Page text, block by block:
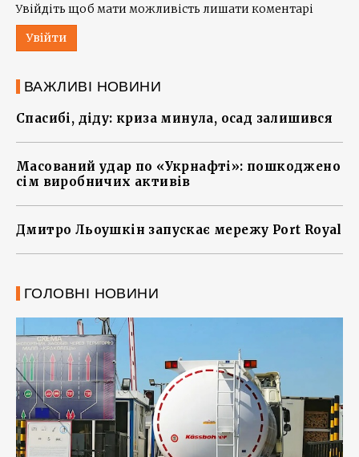
Увійдіть щоб мати можливість лишати коментарі
Увійти
ВАЖЛИВІ НОВИНИ
Спасибі, діду: криза минула, осад залишився
Масований удар по «Укрнафті»: пошкоджено
сім виробничих активів
Дмитро Льоушкін запускає мережу Port Royal
ГОЛОВНІ НОВИНИ